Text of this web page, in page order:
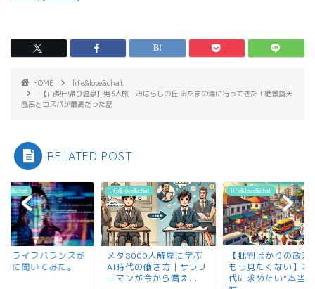
HOME
life&love&chat
【山梨日帰り温泉】男3人旅 みはらしの丘 みたまの湯に行ってきた！絶景露天
風呂とコスパが最高だった話
RELATED POST
8000人解雇に学ぶ
の働き方｜サラリ
life&love&chat
【批判ばかりの政治は、
もう見たくない】次の時
代に求めたい“本当の
life&love&chat
ワークライフバラン
毒かAIに聞いてみた